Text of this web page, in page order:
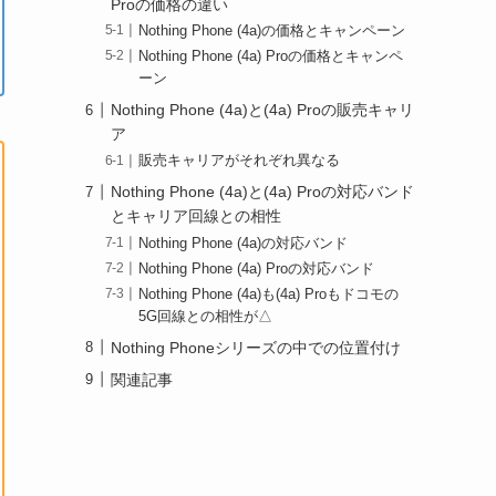
Proの価格の違い
Nothing Phone (4a)の価格とキャンペーン
Nothing Phone (4a) Proの価格とキャンペ
ーン
Nothing Phone (4a)と(4a) Proの販売キャリ
ア
販売キャリアがそれぞれ異なる
Nothing Phone (4a)と(4a) Proの対応バンド
とキャリア回線との相性
Nothing Phone (4a)の対応バンド
Nothing Phone (4a) Proの対応バンド
Nothing Phone (4a)も(4a) Proもドコモの
5G回線との相性が△
Nothing Phoneシリーズの中での位置付け
関連記事